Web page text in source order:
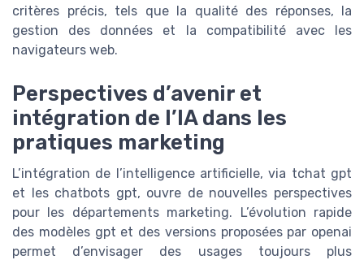
critères précis, tels que la qualité des réponses, la
gestion des données et la compatibilité avec les
navigateurs web.
Perspectives d’avenir et
intégration de l’IA dans les
pratiques marketing
L’intégration de l’intelligence artificielle, via tchat gpt
et les chatbots gpt, ouvre de nouvelles perspectives
pour les départements marketing. L’évolution rapide
des modèles gpt et des versions proposées par openai
permet d’envisager des usages toujours plus